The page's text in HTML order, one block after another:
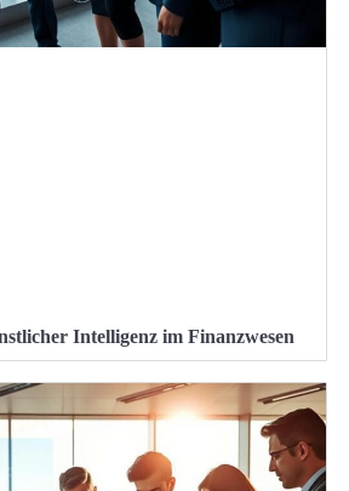
Intelligenz im Finanzwesen